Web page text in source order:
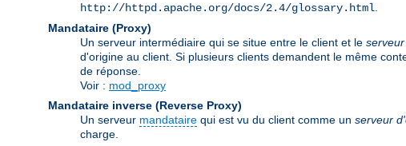
http://httpd.apache.org/docs/2.4/glossary.html
Mandataire (Proxy)
Un serveur intermédiaire qui se situe entre le client et le
d'origine au client. Si plusieurs clients demandent le même
de réponse.
Voir : mod_proxy
Mandataire inverse (Reverse Proxy)
Un serveur mandataire qui est vu du client comme un serveur
charge.